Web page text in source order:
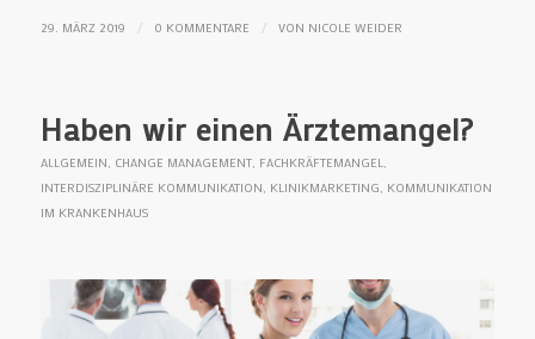
29. MÄRZ 2019 / 0 KOMMENTARE / VON NICOLE WEIDER
Haben wir einen Ärztemangel?
ALLGEMEIN CHANGE MANAGEMENT, FACHKRÄFTEMANGEL
INTERDISZIPLINÄRE KOMMUNIKATION KLINIKMARKETING KOMMUNIKATION
IM KRANKENHAUS